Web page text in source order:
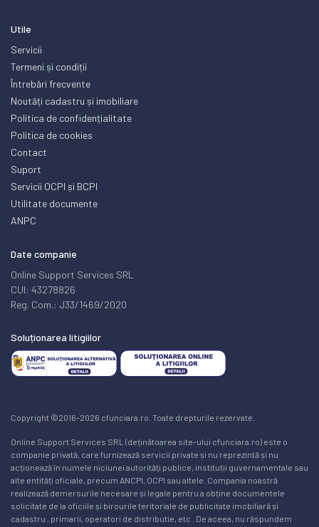
Utile
Servicii
Termeni și condiții
Întrebări frecvente
Noutăți cadastru și imobiliare
Politica de confidențialitate
Politica de cookies
Contact
Suport
Servicii OCPI și BCPI
Utilitate documente
ANPC
Date companie
Online Support Services SRL
CUI: 43278826
Reg. Com.: J33/1469/2020
Soluționarea litigiilor
Copyright ©2016-2026 cfunciara.ro. Toate drepturile rezervate.
Online Support Services SRL (deținătoarea site-ului cfunciara.ro) este o
companie privată, care furnizează servicii private și nu reprezintă și nu
acționează în numele niciunei autorități publice, instituții guvernamentale sau
alte entități oficiale, precum ANCPI, OCPI sau altele. Compania noastră
realizează demersurile necesare și legale pentru a obține documentele
solicitate de la oficiile și birourile teritoriale de publicitate imobiliară și
cadastru , primarii, operatori de distributie, etc . De aceea, nu răspundem